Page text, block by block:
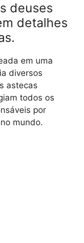
deuses
detalhes
em uma
diversos
astecas
todos os
por
mundo.